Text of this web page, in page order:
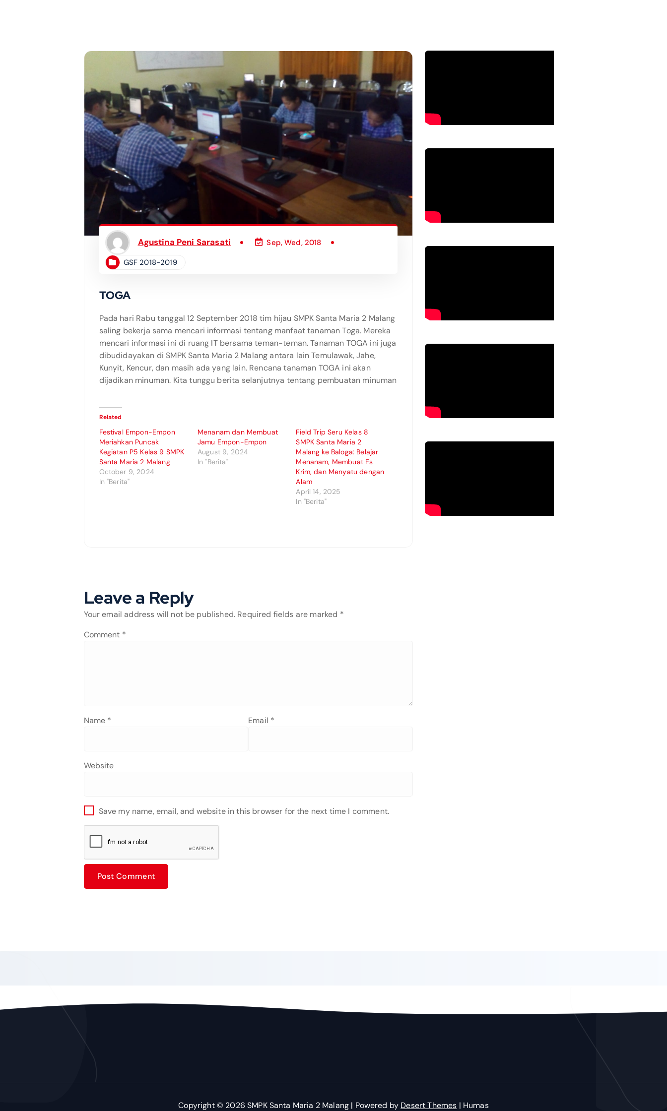
Agustina Peni Sarasati
Sep, Wed, 2018
GSF 2018-2019
TOGA
Pada hari Rabu tanggal 12 September 2018 tim hijau SMPK Santa Maria 2 Malang
saling bekerja sama mencari informasi tentang manfaat tanaman Toga. Mereka
mencari informasi ini di ruang IT bersama teman-teman. Tanaman TOGA ini juga
dibudidayakan di SMPK Santa Maria 2 Malang antara lain Temulawak, Jahe,
Kunyit, Kencur, dan masih ada yang lain. Rencana tanaman TOGA ini akan
dijadikan minuman. Kita tunggu berita selanjutnya tentang pembuatan minuman
Related
Festival Empon-Empon
Meriahkan Puncak
Kegiatan P5 Kelas 9 SMPK
Santa Maria 2 Malang
October 9, 2024
In "Berita"
Menanam dan Membuat
Jamu Empon-Empon
August 9, 2024
In "Berita"
Field Trip Seru Kelas 8
SMPK Santa Maria 2
Malang ke Baloga: Belajar
Menanam, Membuat Es
Krim, dan Menyatu dengan
Alam
April 14, 2025
In "Berita"
Leave a Reply
Your email address will not be published. Required fields are marked *
Comment *
Name * Email *
Website
Save my name, email, and website in this browser for the next time I comment.
Copyright © 2026 SMPK Santa Maria 2 Malang | Powered by Desert Themes | Humas